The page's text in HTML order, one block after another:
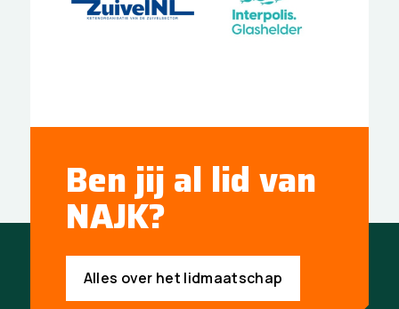
Ben jij al lid van
NAJK?
Alles over het lidmaatschap